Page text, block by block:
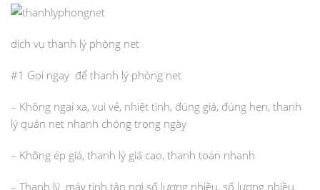
dịch vụ thanh lý phòng net
#1 Gọi ngay để thanh lý phòng net
– Không ngại xa, vui vẻ, nhiệt tình, đúng giá, đúng hẹn, thanh
lý quán net nhanh chóng trong ngày
– Không ép giá, thanh lý giá cao, thanh toán nhanh
– Thanh lý máy tính tận nơi số lượng nhiều, số lượng nhiều